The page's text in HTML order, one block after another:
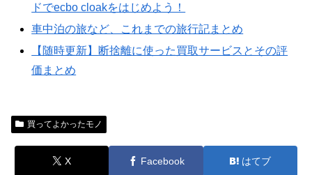
ドでecbo cloakをはじめよう！
車中泊の旅など、これまでの旅行記まとめ
【随時更新】断捨離に使った買取サービスとその評
価まとめ
買ってよかったモノ
X Facebook はてブ